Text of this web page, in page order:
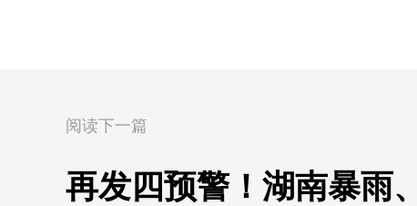
阅读下一篇
再发四预警！湖南暴雨